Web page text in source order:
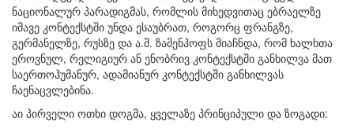
ნაციონალურ პარადიგმას, რომლის მიხედვითაც ებრაელზე
იმავე კონტექსტში უნდა ესაუბრათ, როგორც ფრანგზე,
გერმანელზე, რუსზე და ა.შ. ზამენჰოფს მიაჩნდა, რომ ხალხთა
ეროვნულ, რელიგიურ ან ენობრივ კონტექსტში განხილვა მათ
საერთოჰუმანურ, ადამიანურ კონტექსტში განხილვას
ჩაენაცვლებინა.
აი პირველი ოთხი დოგმა, ყველაზე პრინციპული და ზოგადი: